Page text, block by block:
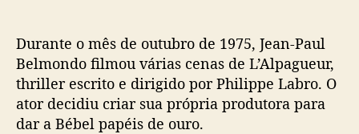
Durante o mês de outubro de 1975, Jean-Paul
Belmondo filmou várias cenas de L’Alpagueur,
thriller escrito e dirigido por Philippe Labro. O
ator decidiu criar sua própria produtora para
dar a Bébel papéis de ouro.